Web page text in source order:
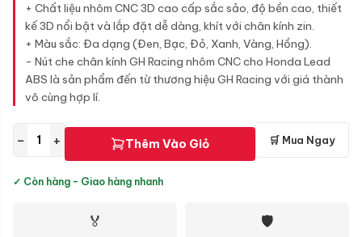
+ Chất liệu nhôm CNC 3D cao cấp sắc sảo, độ bền cao, thiết
kế 3D nổi bật và lắp đặt dễ dàng, khít với chân kính zin.
+ Màu sắc: Đa dạng (Đen, Bạc, Đỏ, Xanh, Vàng, Hồng).
- Nút che chân kính GH Racing nhôm CNC cho Honda Lead
ABS là sản phẩm đến từ thương hiệu GH Racing với giá thành
vô cùng hợp lí.
− + Thêm Vào Giỏ 🛒 Mua Ngay
✓ Còn hàng - Giao hàng nhanh
🏅 🛡